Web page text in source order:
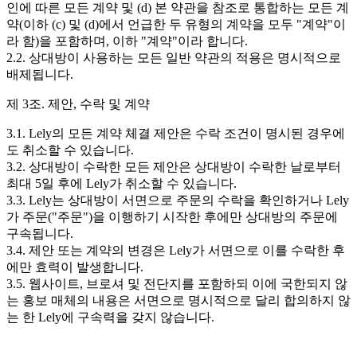
인에 따른 모든 계약 및 (d) 본 약관을 참조로 통합하는 모든 계
약(이하 (c) 및 (d)에서 언급한 두 유형의 계약을 모두 "계약"이
라 함)을 포함하며, 이하 "계약"이라 합니다.
2.2. 상대방이 사용하는 모든 일반 약관의 적용은 명시적으로
배제됩니다.
제 3조. 제안, 수락 및 계약
3.1. Lely의 모든 계약 체결 제안은 수락 조건이 명시된 경우에
도 취소할 수 있습니다.
3.2. 상대방이 수락한 모든 제안은 상대방이 수락한 날로부터
최대 5일 후에 Lely가 취소할 수 있습니다.
3.3. Lely는 상대방이 서면으로 주문의 수락을 확인하거나 Lely
가 주문("주문")을 이행하기 시작한 후에만 상대방의 주문에
구속됩니다.
3.4. 제안 또는 계약의 변경은 Lely가 서면으로 이를 수락한 후
에만 효력이 발생합니다.
3.5. 웹사이트, 브로셔 및 전단지를 포함하되 이에 국한되지 않
는 홍보 매체의 내용은 서면으로 명시적으로 달리 합의하지 않
는 한 Lely에 구속력을 갖지 않습니다.